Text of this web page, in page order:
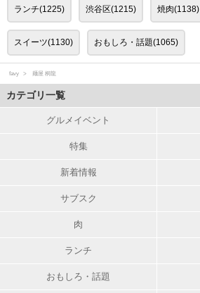
ランチ(1225) 渋谷区(1215) 焼肉(1138)
スイーツ(1130) おもしろ・話題(1065)
favy 麺屋 桐龍
カテゴリ一覧
グルメイベント
特集
新着情報
サブスク
肉
ランチ
おもしろ・話題